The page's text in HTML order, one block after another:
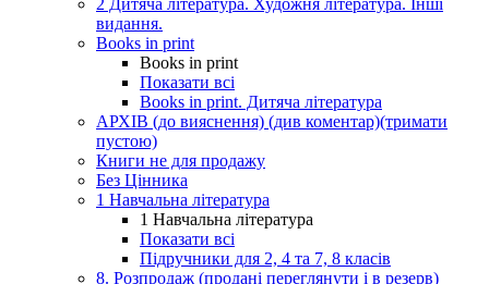
2 Дитяча література. Художня література. Інші
видання.
Books in print
Books in print
Показати всі
Books in print. Дитяча література
АРХІВ (до вияснення) (див коментар)(тримати
пустою)
Книги не для продажу
Без Цінника
1 Навчальна література
1 Навчальна література
Показати всі
Підручники для 2, 4 та 7, 8 класів
8. Розпродаж (продані переглянути і в резерв)